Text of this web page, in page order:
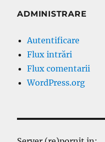
ADMINISTRARE
Autentificare
Flux intrări
Flux comentarii
WordPress.org